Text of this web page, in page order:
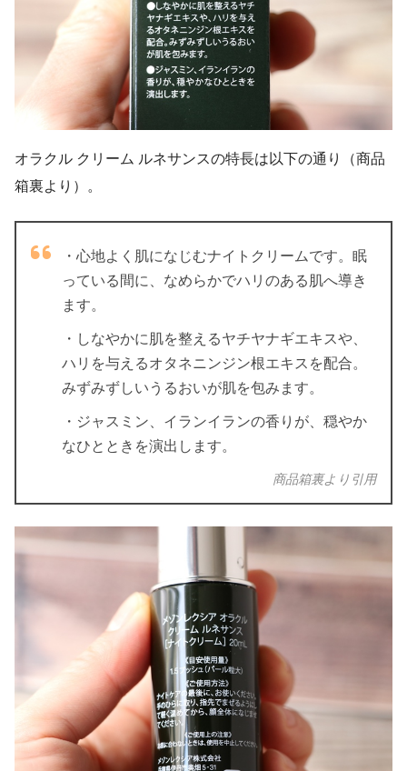
オラクル クリーム ルネサンスの特長は以下の通り（商品
箱裏より）。
・心地よく肌になじむナイトクリームです。眠
っている間に、なめらかでハリのある肌へ導き
ます。
・しなやかに肌を整えるヤチヤナギエキスや、
ハリを与えるオタネニンジン根エキスを配合。
みずみずしいうるおいが肌を包みます。
・ジャスミン、イランイランの香りが、穏やか
なひとときを演出します。
商品箱裏より引用